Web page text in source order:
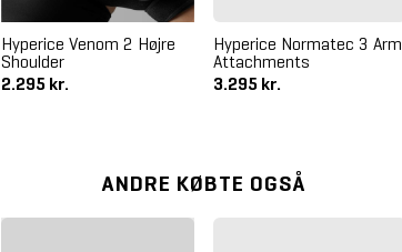
Hyperice Venom 2 Højre
Shoulder
2.295 kr.
Hyperice Normatec 3 Arm
Attachments
3.295 kr.
ANDRE KØBTE OGSÅ